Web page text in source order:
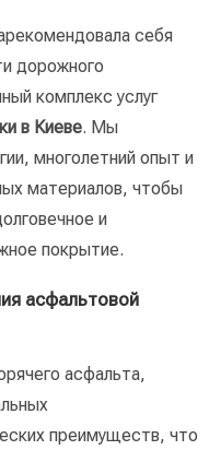
себя
дорожного
комплекс услуг
в Киеве. Мы
многолетний опыт и
материалов, чтобы
и
покрытие.
асфальтовой
асфальта,
преимуществ, что